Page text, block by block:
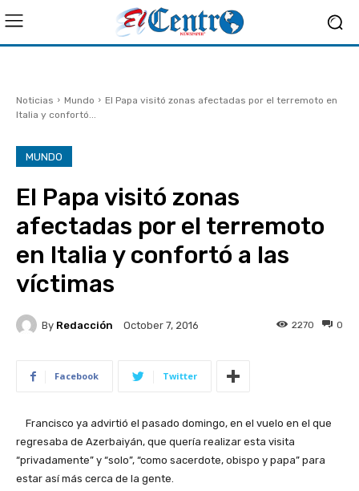
Noticias Mundo
El Papa visitó zonas afectadas por el terremoto en
Italia y confortó...
MUNDO
El Papa visitó zonas
afectadas por el terremoto
en Italia y confortó a las
víctimas
By Redacción October 7, 2016 0
2270
Facebook Twitter
Francisco ya advirtió el pasado domingo, en el vuelo en el que
regresaba de Azerbaiyán, que quería realizar esta visita
“privadamente” y “solo”, “como sacerdote, obispo y papa” para
estar así más cerca de la gente.